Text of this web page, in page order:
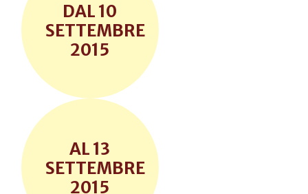
10
SETTEMBRE
2015
13
SETTEMBRE
2015